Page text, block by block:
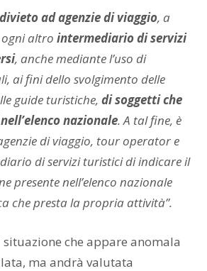
divieto ad agenzie di viaggio, a
altro intermediario di servizi
, anche mediante l’uso di
ai fini dello svolgimento delle
guide turistiche, di soggetti che
nazionale. A tal fine, è
di viaggio, tour operator e
di servizi turistici di indicare il
presente nell’elenco nazionale
che presta la propria attività”.
che appare anomala
ma andrà valutata